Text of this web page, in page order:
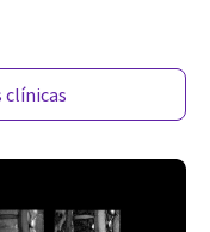
clínicas